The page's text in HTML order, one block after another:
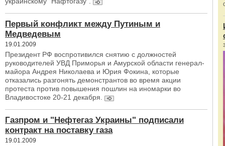
Первый конфликт между Путиным и
Медведевым
19.01.2009
Президент РФ воспротивился снятию с должностей
руководителей УВД Приморья и Амурской области генерал-
майора Андрея Николаева и Юрия Фокина, которые
отказались разгонять демонстрантов во время акции
протеста против повышения пошлин на иномарки во
Владивостоке 20-21 декабря.
Газпром и "Нефтегаз Украины" подписали
контракт на поставку газа
19.01.2009